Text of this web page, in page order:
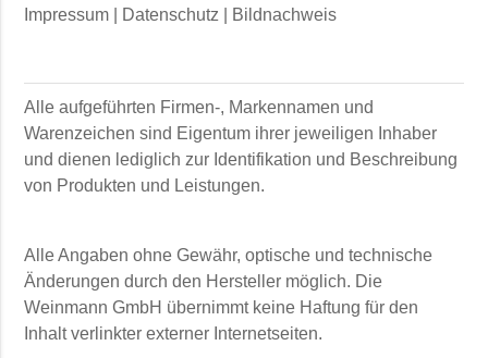
Impressum
Datenschutz Bildnachweis
Alle aufgeführten Firmen-, Markennamen und
Warenzeichen sind Eigentum ihrer jeweiligen Inhaber
und dienen lediglich zur Identifikation und Beschreibung
von Produkten und Leistungen.
Alle Angaben ohne Gewähr, optische und technische
Änderungen durch den Hersteller möglich. Die
Weinmann GmbH übernimmt keine Haftung für den
Inhalt verlinkter externer Internetseiten.